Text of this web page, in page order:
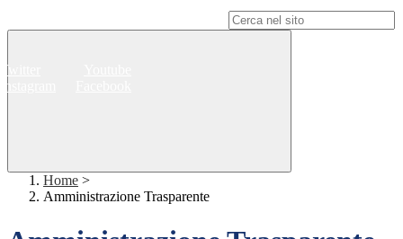
Twitter
Instagram
Home >
Amministrazione Trasparente